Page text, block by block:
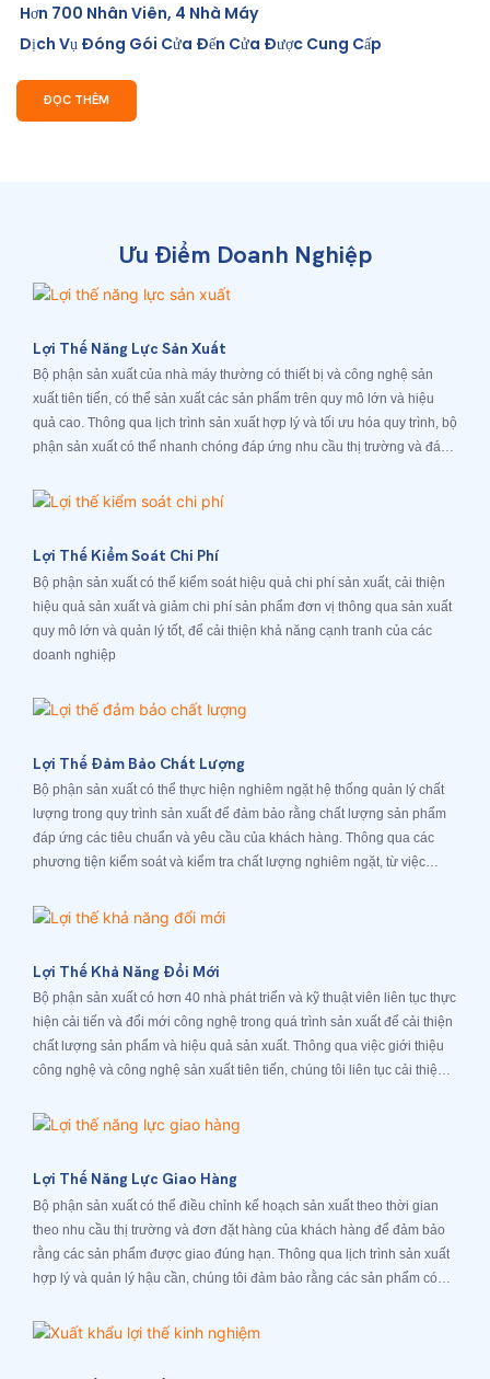
Hơn 700 Nhân Viên, 4 Nhà Máy
Dịch Vụ Đóng Gói Cửa Đến Cửa Được Cung Cấp
ĐỌC THÊM
Ưu Điểm Doanh Nghiệp
Lợi Thế Năng Lực Sản Xuất
Bộ phận sản xuất của nhà máy thường có thiết bị và công nghệ sản
xuất tiên tiến, có thể sản xuất các sản phẩm trên quy mô lớn và hiệu
quả cao. Thông qua lịch trình sản xuất hợp lý và tối ưu hóa quy trình, bộ
phận sản xuất có thể nhanh chóng đáp ứng nhu cầu thị trường và đáp
Lợi Thế Kiểm Soát Chi Phí
Bộ phận sản xuất có thể kiểm soát hiệu quả chi phí sản xuất, cải thiện
hiệu quả sản xuất và giảm chi phí sản phẩm đơn vị thông qua sản xuất
quy mô lớn và quản lý tốt, để cải thiện khả năng cạnh tranh của các
doanh nghiệp
Lợi Thế Đảm Bảo Chất Lượng
Bộ phận sản xuất có thể thực hiện nghiêm ngặt hệ thống quản lý chất
lượng trong quy trình sản xuất để đảm bảo rằng chất lượng sản phẩm
đáp ứng các tiêu chuẩn và yêu cầu của khách hàng. Thông qua các
phương tiện kiểm soát và kiểm tra chất lượng nghiêm ngặt, từ việc
tra chất lượng nội bộ nghiêm ngặt và mỗi bộ phận có cơ chế đánh giá
Lợi Thế Khả Năng Đổi Mới
Bộ phận sản xuất có hơn 40 nhà phát triển và kỹ thuật viên liên tục thực
hiện cải tiến và đổi mới công nghệ trong quá trình sản xuất để cải thiện
chất lượng sản phẩm và hiệu quả sản xuất. Thông qua việc giới thiệu
công nghệ và công nghệ sản xuất tiên tiến, chúng tôi liên tục cải thiện
Lợi Thế Năng Lực Giao Hàng
Bộ phận sản xuất có thể điều chỉnh kế hoạch sản xuất theo thời gian
theo nhu cầu thị trường và đơn đặt hàng của khách hàng để đảm bảo
rằng các sản phẩm được giao đúng hạn. Thông qua lịch trình sản xuất
hợp lý và quản lý hậu cần, chúng tôi đảm bảo rằng các sản phẩm có